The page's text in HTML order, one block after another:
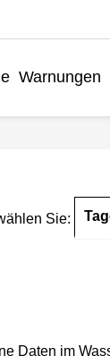
Warnungen
Sie:
Daten im